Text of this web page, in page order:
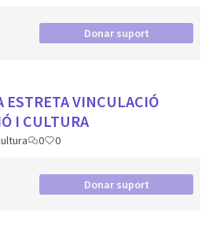
Donar suport
ESTRETA VINCULACIÓ
I CULTURA
0 0
Donar suport